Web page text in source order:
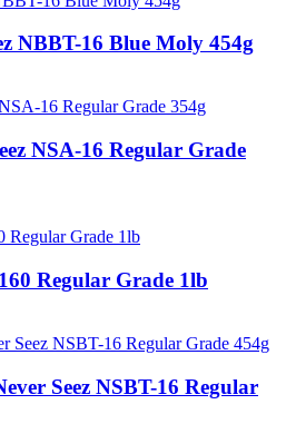
NBBT-16 Blue Moly 454g
NSA-16 Regular Grade
Regular Grade 1lb
Seez NSBT-16 Regular